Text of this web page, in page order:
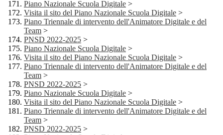
Piano Nazionale Scuola Digitale >
Visita il sito del Piano Nazionale Scuola Digitale >
Piano Triennale di intervento dell'Animatore Digitale e del
Team >
PNSD 2022-2025 >
Piano Nazionale Scuola Digitale >
Visita il sito del Piano Nazionale Scuola Digitale >
Piano Triennale di intervento dell'Animatore Digitale e del
Team >
PNSD 2022-2025 >
Piano Nazionale Scuola Digitale >
Visita il sito del Piano Nazionale Scuola Digitale >
Piano Triennale di intervento dell'Animatore Digitale e del
Team >
PNSD 2022-2025 >